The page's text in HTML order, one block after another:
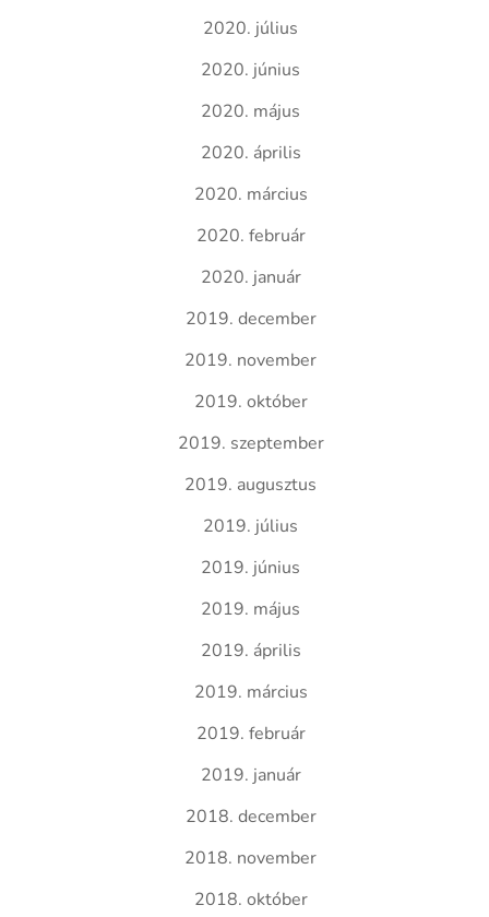
2020. július
2020. június
2020. május
2020. április
2020. március
2020. február
2020. január
2019. december
2019. november
2019. október
2019. szeptember
2019. augusztus
2019. július
2019. június
2019. május
2019. április
2019. március
2019. február
2019. január
2018. december
2018. november
2018. október